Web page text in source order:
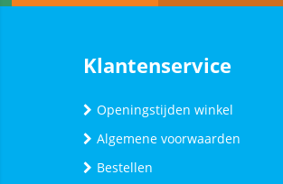
Klantenservice
Openingstijden winkel
Algemene voorwaarden
Bestellen